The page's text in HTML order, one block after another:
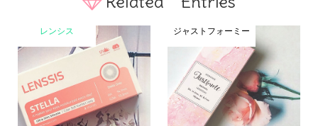
レンシス ジャストフォーミー